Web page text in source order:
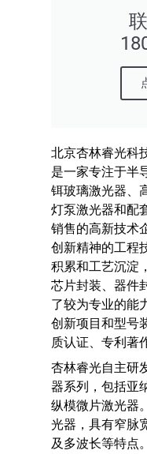
北京杏林睿光科
是一家专注于半
铒玻璃激光器、
灯泵激光器和配
销售的高新技术
创新精神的工程
积累和工艺沉淀
芯片封装、器件
了较为专业的能
创新项目和型号
质认证、专利著
杏林睿光自主研
器系列，包括亚
纵模微片激光器
光器，具有窄脉
及多波长等特点